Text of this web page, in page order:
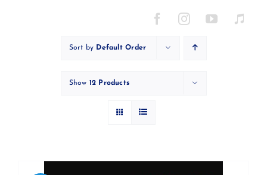
Sort by Default Order
Show 12 Products